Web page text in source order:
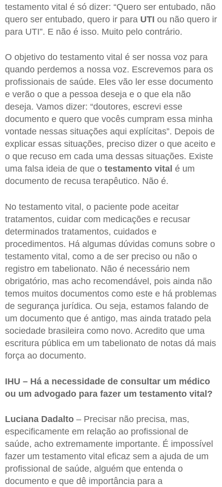
testamento vital é só dizer: “Quero ser entubado, não
quero ser entubado, quero ir para UTI ou não quero ir
para UTI”. E não é isso. Muito pelo contrário.
O objetivo do testamento vital é ser nossa voz para
quando perdemos a nossa voz. Escrevemos para os
profissionais de saúde. Eles vão ler esse documento
e verão o que a pessoa deseja e o que ela não
deseja. Vamos dizer: “doutores, escrevi esse
documento e quero que vocês cumpram essa minha
vontade nessas situações aqui explícitas”. Depois de
explicar essas situações, preciso dizer o que aceito e
o que recuso em cada uma dessas situações. Existe
uma falsa ideia de que o testamento vital é um
documento de recusa terapêutico. Não é.
No testamento vital, o paciente pode aceitar
tratamentos, cuidar com medicações e recusar
determinados tratamentos, cuidados e
procedimentos. Há algumas dúvidas comuns sobre o
testamento vital, como a de ser preciso ou não o
registro em tabelionato. Não é necessário nem
obrigatório, mas acho recomendável, pois ainda não
temos muitos documentos como este e há problemas
de segurança jurídica. Ou seja, estamos falando de
um documento que é antigo, mas ainda tratado pela
sociedade brasileira como novo. Acredito que uma
escritura pública em um tabelionato de notas dá mais
força ao documento.
IHU – Há a necessidade de consultar um médico
ou um advogado para fazer um testamento vital?
Luciana Dadalto – Precisar não precisa, mas,
especificamente em relação ao profissional de
saúde, acho extremamente importante. É impossível
fazer um testamento vital eficaz sem a ajuda de um
profissional de saúde, alguém que entenda o
documento e que dê importância para a